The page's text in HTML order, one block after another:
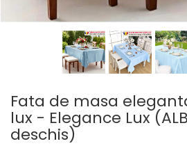
Fata de masa
lux - Elegance Lux
deschis)